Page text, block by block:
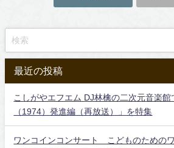
最近の投稿
こしがやエフエム DJ林檎の二次元音楽館
（1974）発進編（再放送）」を特集
ワンコインコンサート こどものための